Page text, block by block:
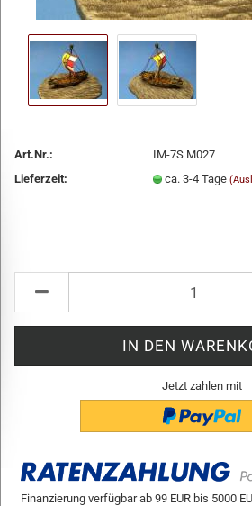
Art.Nr.:
IM-7S M027
Lieferzeit:
ca. 3-4 Tage
Jetzt zahlen mit
Finanzierung verfügbar ab 99 EUR bis 5000